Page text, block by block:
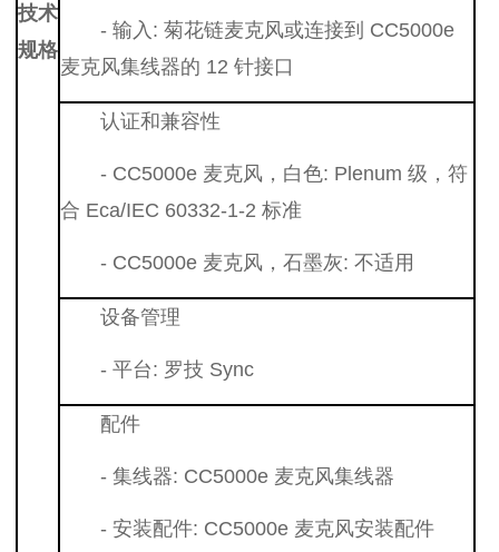
技术
规格
- 输入: 菊花链麦克风或连接到 CC5000e
麦克风集线器的 12 针接口
认证和兼容性
- CC5000e 麦克风，白色: Plenum 级，符
合 Eca/IEC 60332-1-2 标准
- CC5000e 麦克风，石墨灰: 不适用
设备管理
- 平台: 罗技 Sync
配件
- 集线器: CC5000e 麦克风集线器
- 安装配件: CC5000e 麦克风安装配件